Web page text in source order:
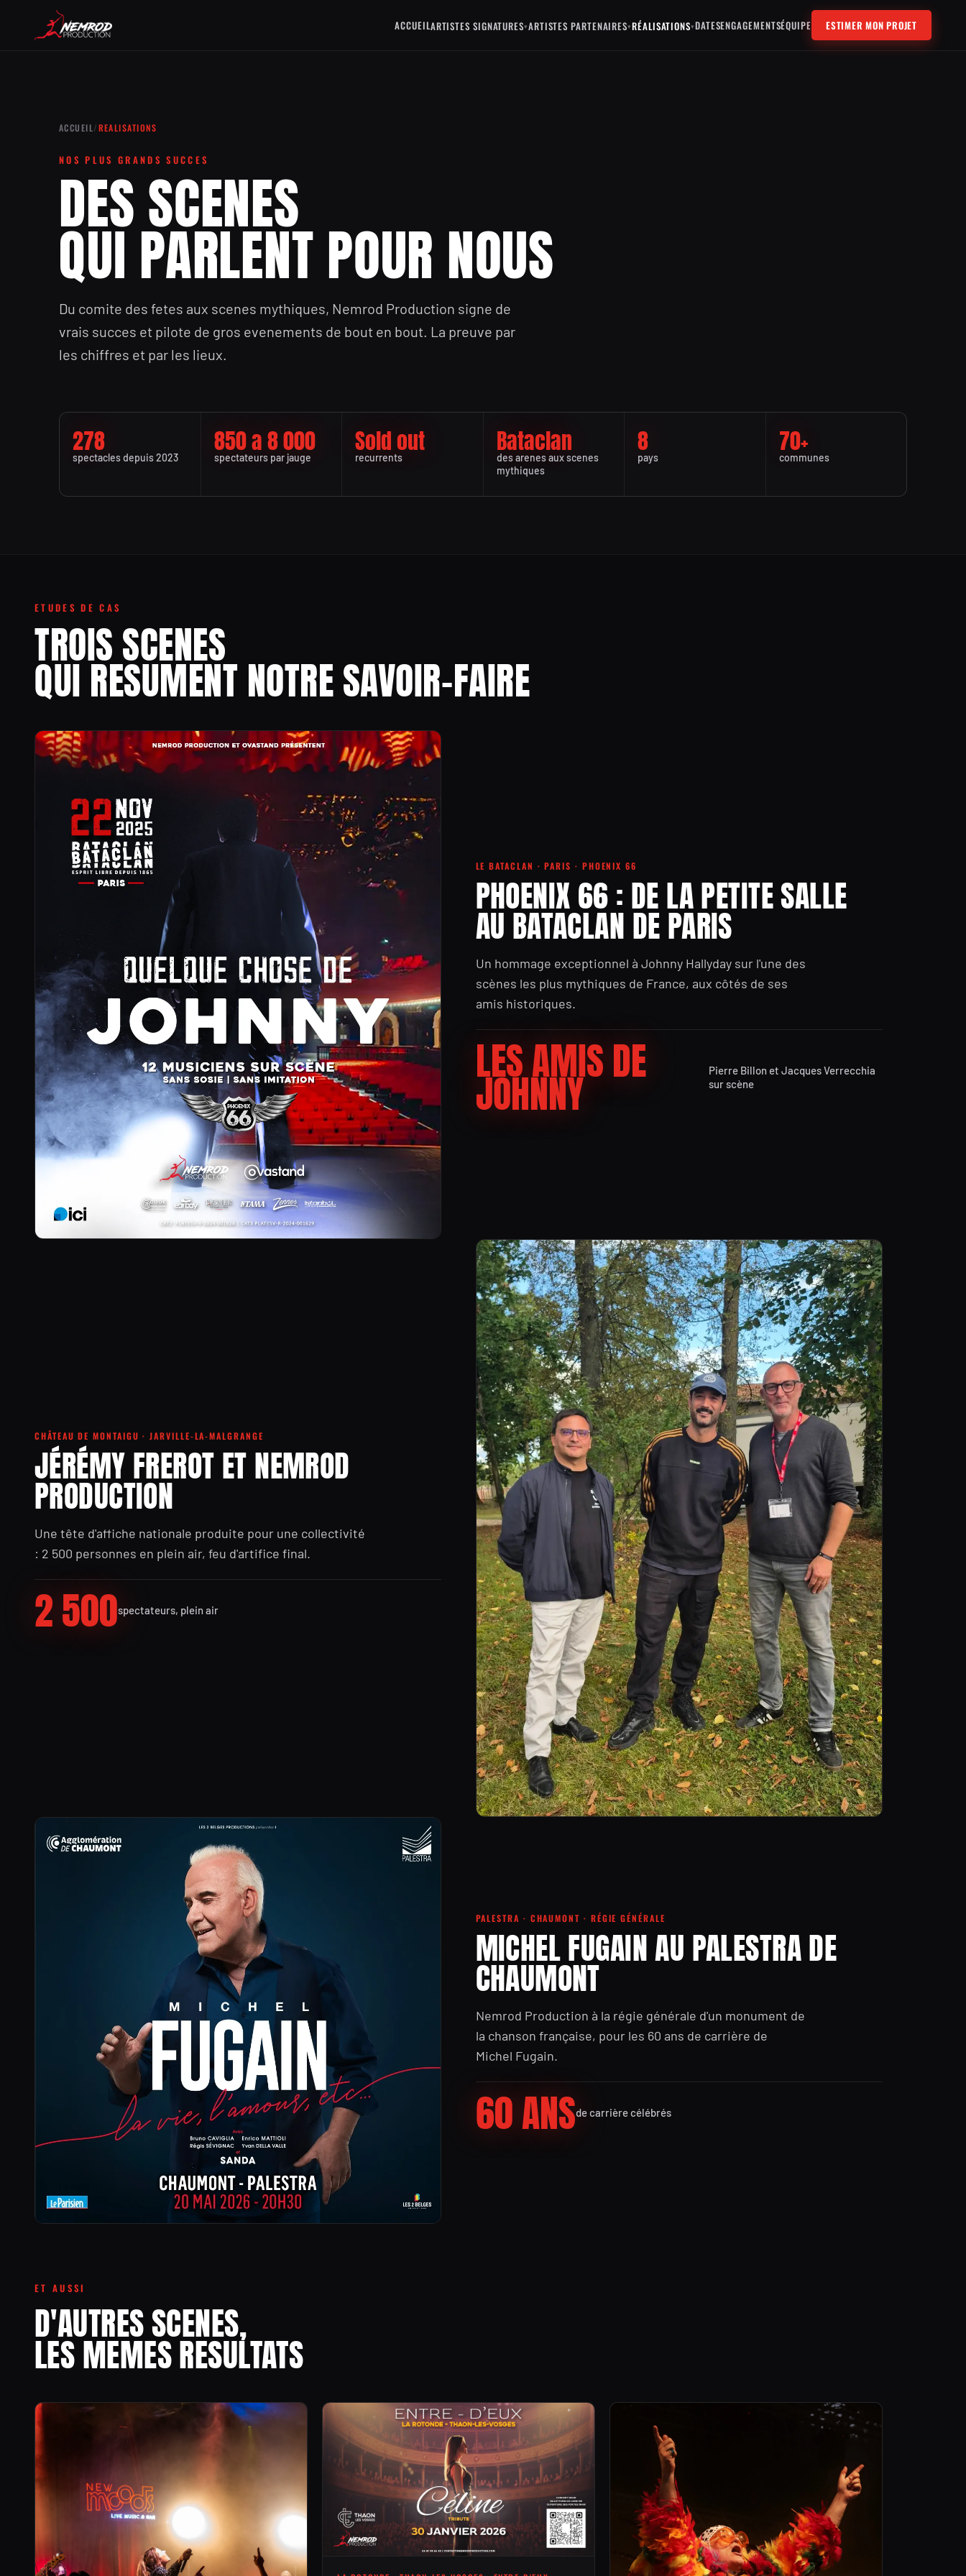
ACCUEILARTISTES SIGNATURES▾ARTISTES PARTENAIRES▾RÉALISATIONS▾DATESENGAGEMENTSÉQUIPE ESTIMER MON PROJET
ACCUEIL /REALISATIONS
NOS PLUS GRANDS SUCCES
DES SCENES
QUI PARLENT POUR NOUS
Du comite des fetes aux scenes mythiques, Nemrod Production signe de
vrais succes et pilote de gros evenements de bout en bout. La preuve par
les chiffres et par les lieux.
278
spectacles depuis 2023
850 a 8 000
spectateurs par jauge
Sold out
recurrents
Bataclan
des arenes aux scenes
mythiques
8
pays
70+
communes
ETUDES DE CAS
TROIS SCENES
QUI RESUMENT NOTRE SAVOIR-FAIRE
LE BATACLAN · PARIS · PHOENIX 66
PHOENIX 66 : DE LA PETITE SALLE
AU BATACLAN DE PARIS
Un hommage exceptionnel à Johnny Hallyday sur l'une des
scènes les plus mythiques de France, aux côtés de ses
amis historiques.
LES AMIS DE
JOHNNY
Pierre Billon et Jacques Verrecchia
sur scène
CHÂTEAU DE MONTAIGU · JARVILLE-LA-MALGRANGE
JÉRÉMY FREROT ET NEMROD
PRODUCTION
Une tête d'affiche nationale produite pour une collectivité
: 2 500 personnes en plein air, feu d'artifice final.
2 500spectateurs, plein air
PALESTRA · CHAUMONT · RÉGIE GÉNÉRALE
MICHEL FUGAIN AU PALESTRA DE
CHAUMONT
Nemrod Production à la régie générale d'un monument de
la chanson française, pour les 60 ans de carrière de
Michel Fugain.
60 ANSde carrière célébrés
ET AUSSI
D'AUTRES SCENES,
LES MEMES RESULTATS